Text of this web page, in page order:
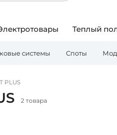
Теплый
системы Споты
PLUS
2 товара